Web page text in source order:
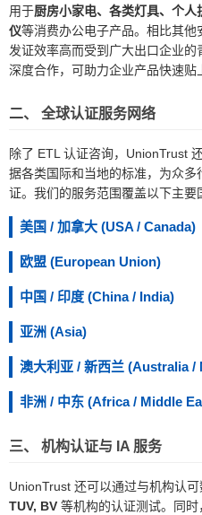
用于厨房小家电、各类灯具、个
仪等消费办公电子产品。相比其他
发证效率高而受到广大出口企业
深度合作，可助力企业产品快速贴
二、 全球认证服务网络
除了 ETL 认证咨询，UnionTrust
据各类国际和当地的标准，为众
证。我们的服务范围覆盖以下主要
美国 / 加拿大 (USA / Canada)
欧盟 (European Union)
中国 / 印度 (China / India)
亚洲 (Asia)
澳大利亚 / 新西兰 (Australia /
非洲 / 中东 (Africa / Middle
三、 机构认证与 IA 服务
UnionTrust 还可以通过与机构认
TUV, BV 等机构的认证测试。同